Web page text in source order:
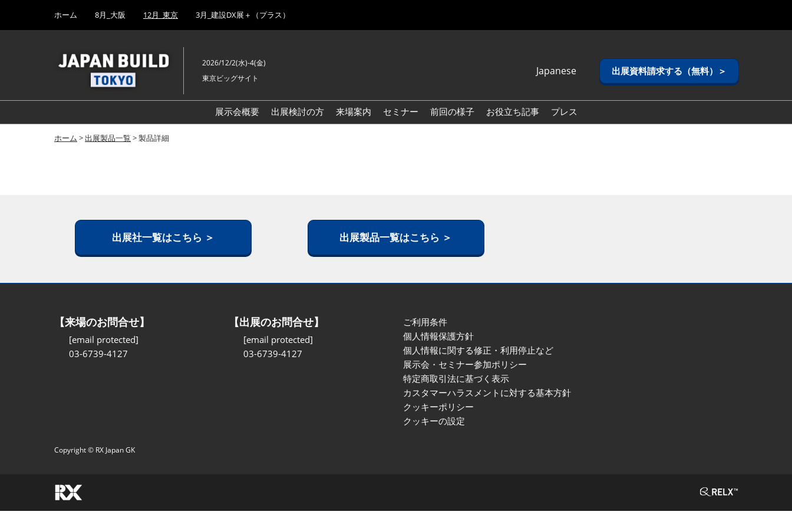
キ
し
to
ホーム 8月_大阪 12月_東京 3月_建設DX展＋（プラス）
2026/12/2(水)-4(金)
東京ビッグサイト
Japanese
English
Korean (Naver
出展資料請求する（無料）＞
展示会概要 出展検討の方 来場案内 セミナー 前回の様子 お役立ち記事 プレス
ホーム >出展製品一覧 > 製品詳細
出展社一覧はこちら ＞ 出展製品一覧はこちら ＞
【来場のお問合せ】
[email protected]
03-6739-4127
【出展のお問合せ】
[email protected]
03-6739-4127
ご利用条件
個人情報保護方針
個人情報に関する修正・利用停止など
展示会・セミナー参加ポリシー
特定商取引法に基づく表示
カスタマーハラスメントに対する基本方針
クッキーポリシー
クッキーの設定
Copyright © RX Japan GK